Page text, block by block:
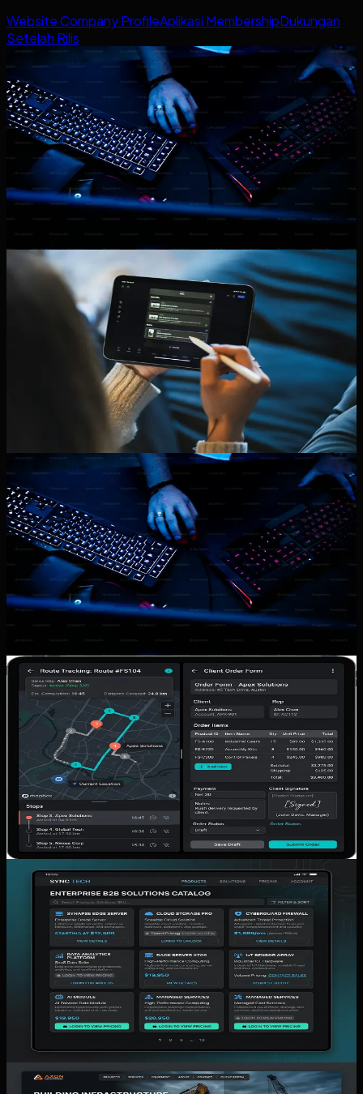
Website Company ProfileAplikasi MembershipDukungan
Setelah Rilis
stok ritel
multi cabang 3 menit baca
Sistem Stok untuk Ritel Multi-
Cabang: Laporan Apa yang Paling
Penting untuk Pemilik?
Panduan menentukan laporan dan dasbor paling penting
dalam sistem stok ritel multi-cabang agar pemilik bisa
mengambil keputusan lebih cepat.
persetujuan internal
operasional bisnis3 menit baca
Sistem Persetujuan Internal: Cara
Mengurangi Keputusan yang Masih
Tersangkut di Chat
Panduan membangun sistem persetujuan internal agar
permintaan pembelian, refund, dan perubahan data tidak
lagi macet di chat.
Baca artikel
portal pelanggan
bisnis jasa3 menit baca
Portal Pelanggan dan Riwayat
Layanan: Kapan Bisnis Jasa Perlu
Halaman Login Sendiri?
Panduan menentukan kapan bisnis jasa perlu portal
pelanggan sendiri, fitur minimum yang harus ada, dan kapan
cukup memakai website biasa.
aplikasi mobilesales lapangan 3 menit baca
Aplikasi Sales Lapangan untuk
Distributor: Fitur Minimum yang
Benar-Benar Dipakai Tim
Panduan membangun aplikasi sales lapangan untuk
distributor agar tim sales, admin, dan pemilik tidak lagi
bergantung pada chat, catatan manual, dan laporan telat.
11 Maret 2026Baca artikel
website katalogportal pelanggan3 menit baca
Website Katalog B2B: Kapan Cukup
Katalog Terbuka dan Kapan Perlu
Portal Login untuk Pelanggan?
Panduan untuk distributor dan bisnis B2B menentukan
apakah katalog produk cukup dibuka untuk umum atau
sudah waktunya memakai portal login pelanggan.
11 Maret 2026Baca artikel
website bisnisprofil bisnis4 menit baca